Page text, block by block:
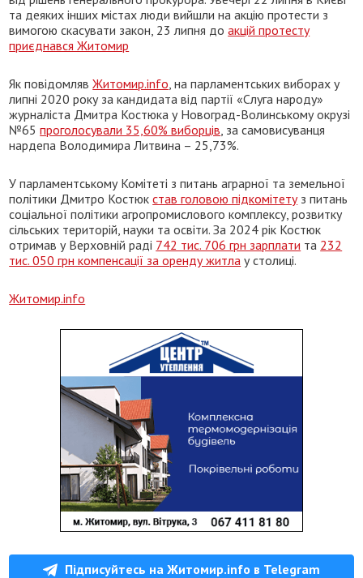
та деяких інших містах люди вийшли на акцію протести з
вимогою скасувати закон, 23 липня доакцій протесту
приєднався Житомир
Як повідомлявЖитомир.info , на парламентських виборах у
липні 2020 року за кандидата від партії «Слуга народу»
журналіста Дмитра Костюка у Новоград-Волинському окрузі
№65проголосували 35,60% виборців , за самовисуванця
нардепа Володимира Литвина – 25,73%.
У парламентському Комітеті з питань аграрної та земельної
політики Дмитро Костюкстав головою підкомітетуз питань
соціальної політики агропромислового комплексу, розвитку
сільських територій, науки та освіти. За 2024 рік Костюк
отримав у Верховній раді 742 тис. 706 грн зарплати та 232
тис. 050 грн компенсації за оренду житла у столиці.
Житомир.info
Підписуйтесь на Житомир.info в Telegram